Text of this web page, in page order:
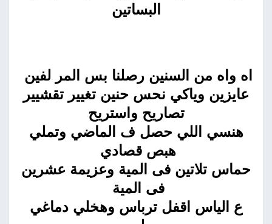
البساتين
اه واه من السنين رصلنا بس المر لفين
عايزين وياكي نحس حنين تغيير تقشيير
تصاريح واستريح
هنسي اللي حصل ف الماضي وتملي
هبص قصادي
حماس تلاتين فى المية وعزيمة عشرين
فى المية
ع الياس اقفل ترباس وهخلي دماغي